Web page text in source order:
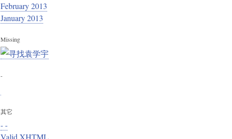
February 2013
January 2013
Missing
-
其它
- -
Valid XHTML